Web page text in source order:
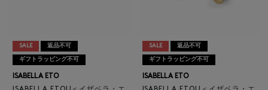
SALE 返品不可
ギフトラッピング不可
ISABELLA ETO
SALE 返品不可
ギフトラッピング不可
ISABELLA ETO